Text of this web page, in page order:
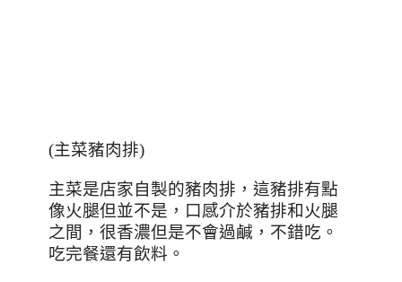
(主菜豬肉排)
主菜是店家自製的豬肉排，這豬排有點
像火腿但並不是，口感介於豬排和火腿
之間，很香濃但是不會過鹹，不錯吃。
吃完餐還有飲料。